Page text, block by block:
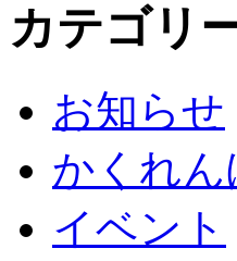
カテゴリ
お知らせ
かくれん
イベント